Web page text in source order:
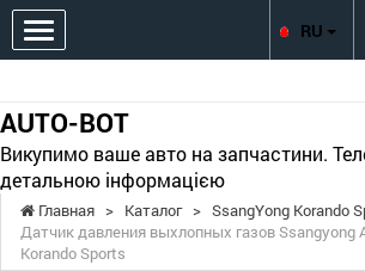
AUTO-BOT
Викупимо ваше авто на запчастини.
детальною інформацією
RU
Главная > Каталог > SsangYong Korando
Датчик давления выхлопных газов Ssangyong
Korando Sports